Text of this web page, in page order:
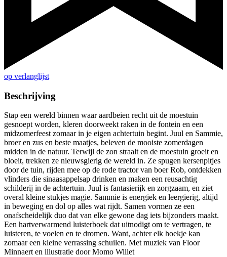
op verlanglijst
Beschrijving
Stap een wereld binnen waar aardbeien recht uit de moestuin
gesnoept worden, kleren doorweekt raken in de fontein en een
midzomerfeest zomaar in je eigen achtertuin begint. Juul en Sammie,
broer en zus en beste maatjes, beleven de mooiste zomerdagen
midden in de natuur. Terwijl de zon straalt en de moestuin groeit en
bloeit, trekken ze nieuwsgierig de wereld in. Ze spugen kersenpitjes
door de tuin, rijden mee op de rode tractor van boer Rob, ontdekken
vlinders die sinaasappelsap drinken en maken een reusachtig
schilderij in de achtertuin. Juul is fantasierijk en zorgzaam, en ziet
overal kleine stukjes magie. Sammie is energiek en leergierig, altijd
in beweging en dol op alles wat rijdt. Samen vormen ze een
onafscheidelijk duo dat van elke gewone dag iets bijzonders maakt.
Een hartverwarmend luisterboek dat uitnodigt om te vertragen, te
luisteren, te voelen en te dromen. Want, achter elk hoekje kan
zomaar een kleine verrassing schuilen. Met muziek van Floor
Minnaert en illustratie door Momo Willet